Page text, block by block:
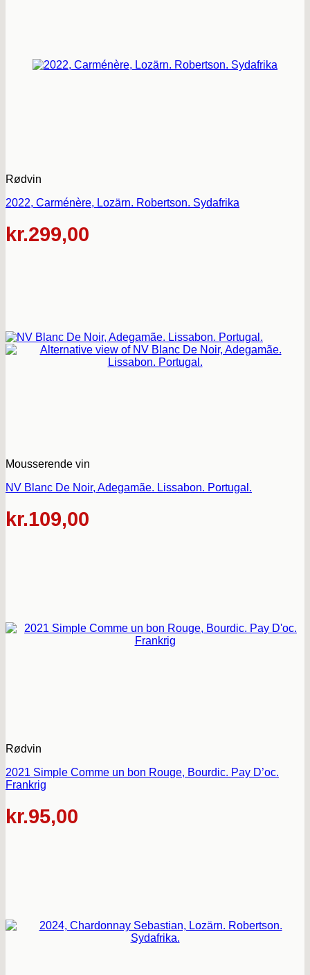
Rødvin
2022, Carménère, Lozärn. Robertson. Sydafrika
kr.299,00
Mousserende vin
NV Blanc De Noir, Adegamãe. Lissabon. Portugal.
kr.109,00
Rødvin
2021 Simple Comme un bon Rouge, Bourdic. Pay D’oc.
Frankrig
kr.95,00